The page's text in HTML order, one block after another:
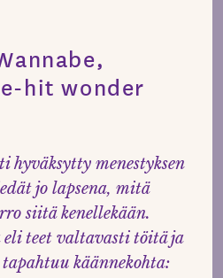
hit wonder
hyväksytty menestyksen
jo lapsena, mitä
siitä kenellekään.
teet valtavasti töitä ja
käännekohta: